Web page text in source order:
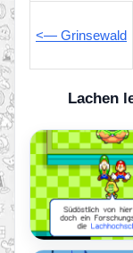
<— Grinsewald
Lachen